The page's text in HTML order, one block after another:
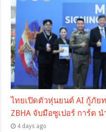
ไทยเปิดตัวหุ่นยนต์ AI กู้ภัย
ZBHA จับมือซูเปอร์ การ์ด น
4 days ago